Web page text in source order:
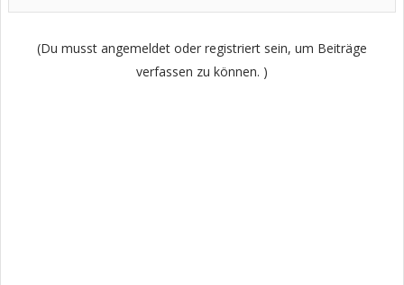
(Du musst angemeldet oder registriert sein, um Beiträge
verfassen zu können. )